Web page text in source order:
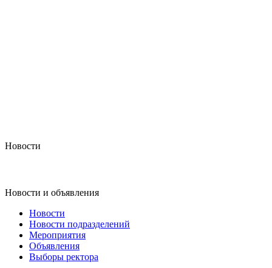
Новости
Новости и объявления
Новости
Новости подразделений
Мероприятия
Объявления
Выборы ректора